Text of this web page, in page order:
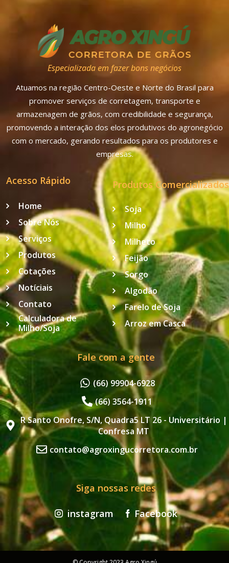
Especializada em fazer bons negócios
Atuamos na região Centro-Oeste e Norte do Brasil para
promover serviços de corretagem, transporte e
armazenagem de grãos, com credibilidade e segurança,
promovendo a interação dos elos produtivos do agronegócio
com o mercado, gerando resultados para os produtores e
empresas.
Acesso Rápido
Home
Sobre Nós
Serviços
Produtos
Cotações
Notíciais
Contato
Calculadora de
Milho/Soja
Produtos Comercializados
Soja
Milho
Milheto
Feijão
Sorgo
Algodão
Farelo de Soja
Arroz em Casca
Fale com a gente
(66) 99904-6928
(66) 3564-1911
R Santo Onofre, S/N, Quadra5 LT 26 - Universitário |
Confresa MT
contato@agroxingucorretora.com.br
Siga nossas redes
instagram Facebook